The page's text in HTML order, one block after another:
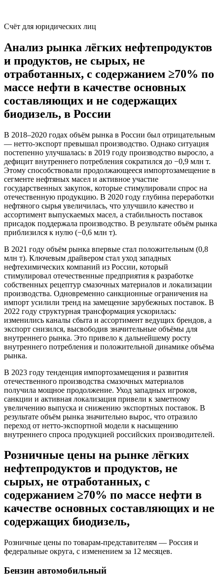
Счёт для юридических лиц
Анализ рынка лёгких нефтепродуктов
и продуктов, не сырых, не
отработанных, с содержанием ≥70% по
массе нефти в качестве основных
составляющих и не содержащих
биодизель, в России
В 2018–2020 годах объём рынка в России был отрицательным
— нетто-экспорт превышал производство. Однако ситуация
постепенно улучшалась: в 2019 году производство выросло, а
дефицит внутреннего потребления сократился до −0,9 млн т.
Этому способствовали продолжающееся импортозамещение в
сегменте нефтяных масел и активное участие
государственных закупок, которые стимулировали спрос на
отечественную продукцию. В 2020 году глубина переработки
нефтяного сырья увеличилась, что улучшило качество и
ассортимент выпускаемых масел, а стабильность поставок
присадок поддержала производство. В результате объём рынка
приблизился к нулю (−0,6 млн т).
В 2021 году объём рынка впервые стал положительным (0,8
млн т). Ключевым драйвером стал уход западных
нефтехимических компаний из России, который
стимулировал отечественные предприятия к разработке
собственных рецептур смазочных материалов и локализации
производства. Одновременно санкционные ограничения на
импорт усилили тренд на замещение зарубежных поставок. В
2022 году структурная трансформация ускорилась:
изменились каналы сбыта и ассортимент ведущих брендов, а
экспорт снизился, высвободив значительные объёмы для
внутреннего рынка. Это привело к дальнейшему росту
внутреннего потребления и положительной динамике объёма
рынка.
В 2023 году тенденция импортозамещения и развития
отечественного производства смазочных материалов
получила мощное продолжение. Уход западных игроков,
санкции и активная локализация привели к заметному
увеличению выпуска и снижению экспортных поставок. В
результате объём рынка значительно вырос, что отразило
переход от нетто-экспортной модели к насыщению
внутреннего спроса продукцией российских производителей.
Розничные цены на рынке лёгких
нефтепродуктов и продуктов, не
сырых, не отработанных, с
содержанием ≥70% по массе нефти в
качестве основных составляющих и не
содержащих биодизель,
Розничные цены по товарам-представителям — Россия и
федеральные округа, с изменением за 12 месяцев.
Бензин автомобильный